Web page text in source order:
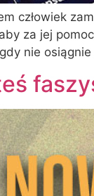
człowiek
za jej
nie